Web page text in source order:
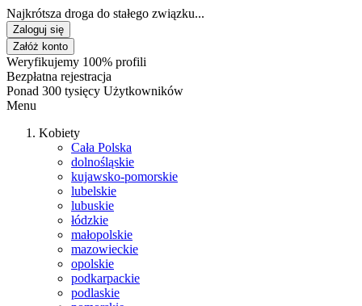
Najkrótsza droga do stałego związku...
Zaloguj się
Załóż konto
Weryfikujemy 100% profili
Bezpłatna rejestracja
Ponad 300 tysięcy Użytkowników
Menu
Kobiety
Cała Polska
dolnośląskie
kujawsko-pomorskie
lubelskie
lubuskie
łódzkie
małopolskie
mazowieckie
opolskie
podkarpackie
podlaskie